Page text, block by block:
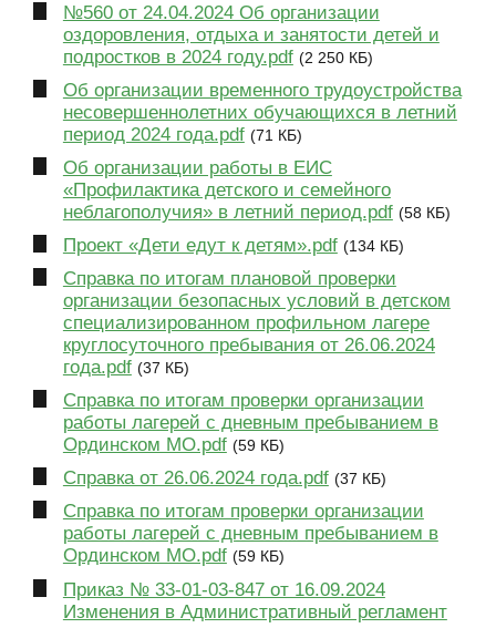
№560 от 24.04.2024 Об организации
оздоровления, отдыха и занятости детей и
подростков в 2024 году.pdf (2 250 КБ)
Об организации временного трудоустройства
несовершеннолетних обучающихся в летний
период 2024 года.pdf (71 КБ)
Об организации работы в ЕИС
«Профилактика детского и семейного
неблагополучия» в летний период.pdf (58 КБ)
Проект «Дети едут к детям».pdf (134 КБ)
Справка по итогам плановой проверки
организации безопасных условий в детском
специализированном профильном лагере
круглосуточного пребывания от 26.06.2024
года.pdf (37 КБ)
Справка по итогам проверки организации
работы лагерей с дневным пребыванием в
Ординском МО.pdf (59 КБ)
Справка от 26.06.2024 года.pdf (37 КБ)
Справка по итогам проверки организации
работы лагерей с дневным пребыванием в
Ординском МО.pdf (59 КБ)
Приказ № 33-01-03-847 от 16.09.2024
Изменения в Административный регламент